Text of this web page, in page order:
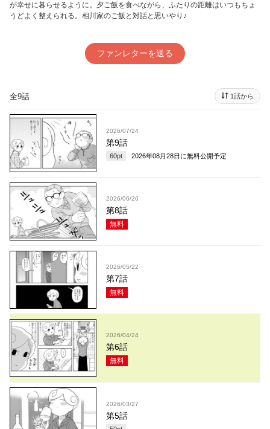
が幸せに暮らせるように。夕ご飯を食べながら、ふたりの距離はいつもちょ
うどよく整えられる。相川家のご飯と対話と思いやり♪
ファンレターを送る
全9話 1話から
2026/07/24
第9話
60pt 2026年08月28日 に無料公開予定
2026/06/26
第8話
無料
2026/05/22
第7話
無料
2026/04/24
第6話
無料
2026/03/27
第5話